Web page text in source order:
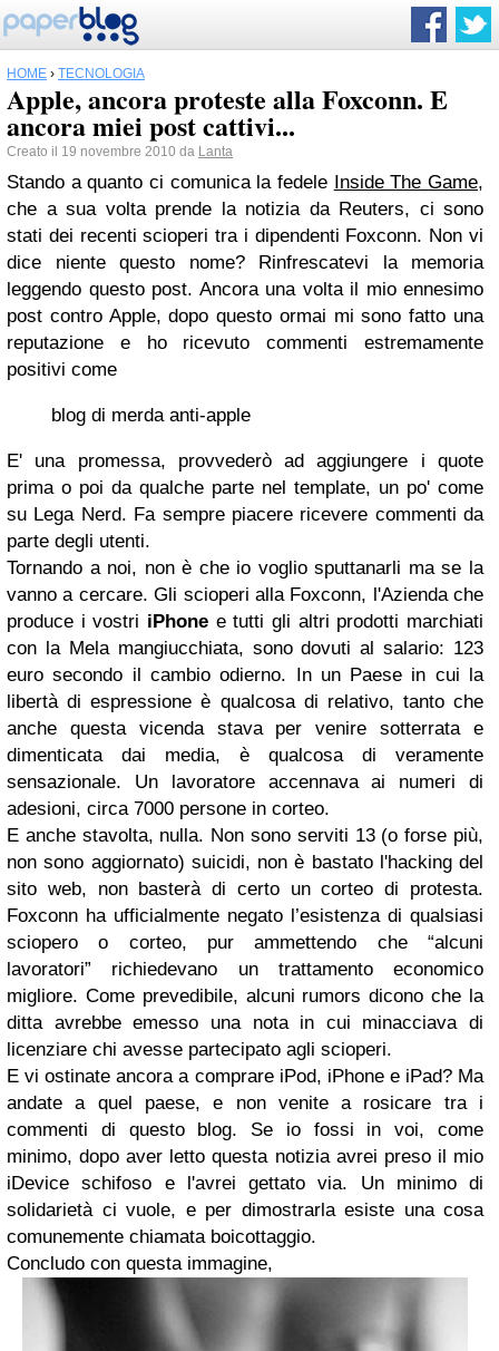
HOME › TECNOLOGIA
Apple, ancora proteste alla Foxconn. E
ancora miei post cattivi...
Creato il 19 novembre 2010 da Lanta
Stando a quanto ci comunica la fedele Inside The Game,
che a sua volta prende la notizia da Reuters, ci sono
stati dei recenti scioperi tra i dipendenti Foxconn. Non vi
dice niente questo nome? Rinfrescatevi la memoria
leggendo questo post. Ancora una volta il mio ennesimo
post contro Apple, dopo questo ormai mi sono fatto una
reputazione e ho ricevuto commenti estremamente
positivi come
blog di merda anti-apple
E' una promessa, provvederò ad aggiungere i quote
prima o poi da qualche parte nel template, un po' come
su Lega Nerd. Fa sempre piacere ricevere commenti da
parte degli utenti.
Tornando a noi, non è che io voglio sputtanarli ma se la
vanno a cercare. Gli scioperi alla Foxconn, l'Azienda che
produce i vostri iPhone e tutti gli altri prodotti marchiati
con la Mela mangiucchiata, sono dovuti al salario: 123
euro secondo il cambio odierno. In un Paese in cui la
libertà di espressione è qualcosa di relativo, tanto che
anche questa vicenda stava per venire sotterrata e
dimenticata dai media, è qualcosa di veramente
sensazionale. Un lavoratore accennava ai numeri di
adesioni, circa 7000 persone in corteo.
E anche stavolta, nulla. Non sono serviti 13 (o forse più,
non sono aggiornato) suicidi, non è bastato l'hacking del
sito web, non basterà di certo un corteo di protesta.
Foxconn ha ufficialmente negato l’esistenza di qualsiasi
sciopero o corteo, pur ammettendo che “alcuni
lavoratori” richiedevano un trattamento economico
migliore. Come prevedibile, alcuni rumors dicono che la
ditta avrebbe emesso una nota in cui minacciava di
licenziare chi avesse partecipato agli scioperi.
E vi ostinate ancora a comprare iPod, iPhone e iPad? Ma
andate a quel paese, e non venite a rosicare tra i
commenti di questo blog. Se io fossi in voi, come
minimo, dopo aver letto questa notizia avrei preso il mio
iDevice schifoso e l'avrei gettato via. Un minimo di
solidarietà ci vuole, e per dimostrarla esiste una cosa
comunemente chiamata boicottaggio.
Concludo con questa immagine,